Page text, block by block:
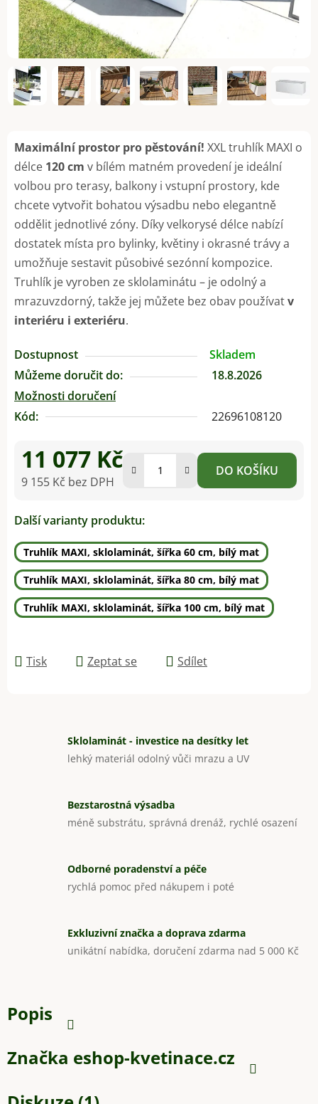
Maximální prostor pro pěstování! XXL truhlík MAXI o
délce 120 cm v bílém matném provedení je ideální
volbou pro terasy, balkony i vstupní prostory, kde
chcete vytvořit bohatou výsadbu nebo elegantně
oddělit jednotlivé zóny. Díky velkorysé délce nabízí
dostatek místa pro bylinky, květiny i okrasné trávy a
umožňuje sestavit působivé sezónní kompozice.
Truhlík je vyroben ze sklolaminátu – je odolný a
mrazuvzdorný, takže jej můžete bez obav používatv
interiéru i exteriéru.
Dostupnost
Skladem
Můžeme doručit do:
18.8.2026
Možnosti doručení
Kód:
22696108120
11 077 Kč
9 155 Kč bez DPH
DO KOŠÍKU
Další varianty produktu:
Truhlík MAXI, sklolaminát, šířka 60 cm, bílý mat
Truhlík MAXI, sklolaminát, šířka 80 cm, bílý mat
Truhlík MAXI, sklolaminát, šířka 100 cm, bílý mat
Tisk Zeptat se Sdílet
Sklolaminát - investice na desítky let
lehký materiál odolný vůči mrazu a UV
Bezstarostná výsadba
méně substrátu, správná drenáž, rychlé osazení
Odborné poradenství a péče
rychlá pomoc před nákupem i poté
Exkluzivní značka a doprava zdarma
unikátní nabídka, doručení zdarma nad 5 000 Kč
Popis
Značka eshop-kvetinace.cz